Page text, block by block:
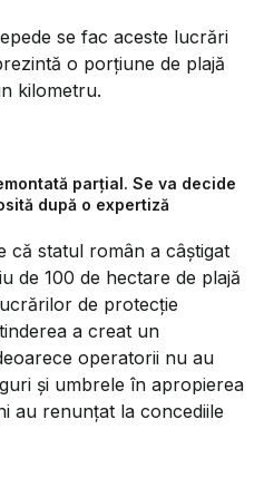
se fac aceste lucrări
o porțiune de plajă
kilometru.
parțial. Se va decide
după o expertiză
că statul român a câștigat
de 100 de hectare de plajă
de protecție
a creat un
operatorii nu au
și umbrele în apropierea
au renunțat la concediile